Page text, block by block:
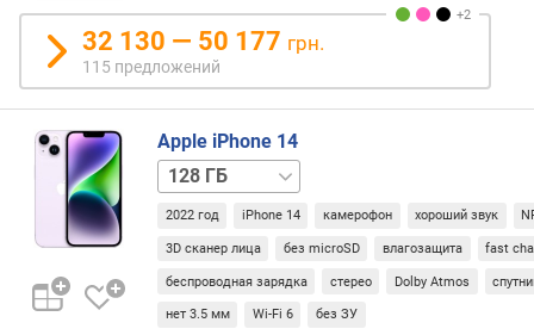
е
с
с
о
р
(
г
ф
к
а
32 130 — 50 177 грн.
115 предложений
Apple iPhone 14
256 ГБ512 ГБ
2022 год iPhone 14 камерофон хороший звук
3D сканер лица без microSD влагозащита fast
беспроводная зарядка стерео Dolby Atmos
нет 3.5 мм Wi-Fi 6 без ЗУ